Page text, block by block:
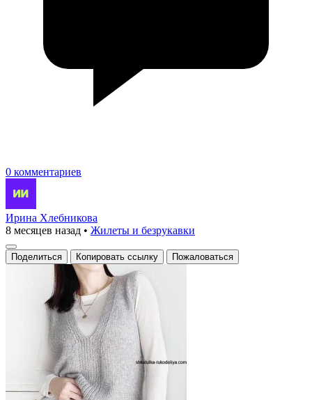
0 комментариев
Ирина Хлебникова
8 месяцев назад • Жилеты и безрукавки
Поделиться Копировать ссылку Пожаловаться